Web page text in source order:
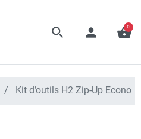
search person shopping_basket
0
Kit d’outils H2 Zip-Up Econo